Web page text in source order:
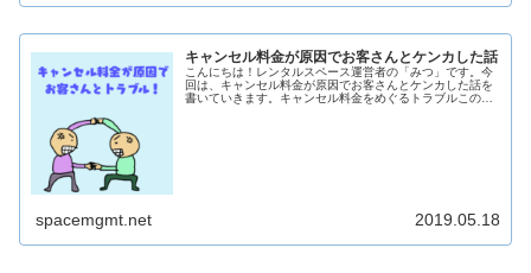
キャンセル料金が原因でお客さんとケンカした話
こんにちは！レンタルスペース運営者の「みつ」です。今
回は、キャンセル料金が原因でお客さんとケンカした話を
書いていきます。キャンセル料金をめぐるトラブルこの記
spacemgmt.net 2019.05.18